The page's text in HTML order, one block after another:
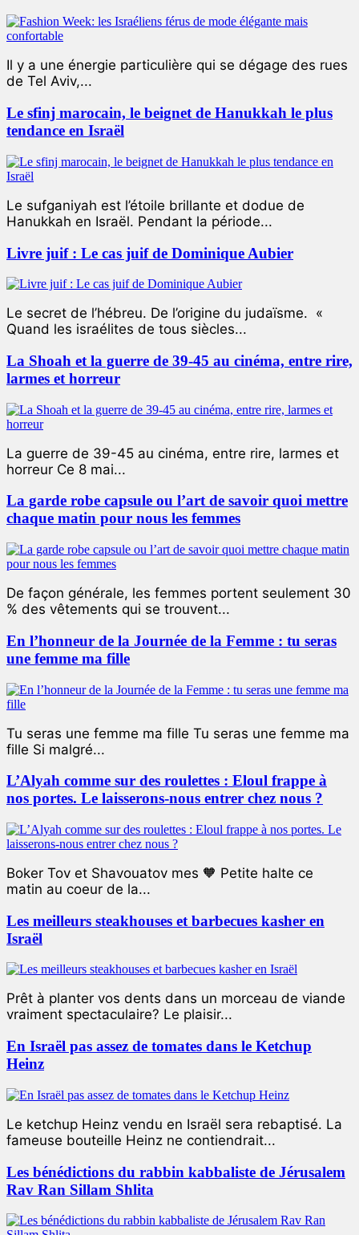
Il y a une énergie particulière qui se dégage des rues
de Tel Aviv,...
Le sfinj marocain, le beignet de Hanukkah le plus
tendance en Israël
Le sufganiyah est l’étoile brillante et dodue de
Hanukkah en Israël. Pendant la période...
Livre juif : Le cas juif de Dominique Aubier
Le secret de l’hébreu. De l’origine du judaïsme. «
Quand les israélites de tous siècles...
La Shoah et la guerre de 39-45 au cinéma, entre rire,
larmes et horreur
La guerre de 39-45 au cinéma, entre rire, larmes et
horreur Ce 8 mai...
La garde robe capsule ou l’art de savoir quoi mettre
chaque matin pour nous les femmes
De façon générale, les femmes portent seulement 30
% des vêtements qui se trouvent...
En l’honneur de la Journée de la Femme : tu seras
une femme ma fille
Tu seras une femme ma fille Tu seras une femme ma
fille Si malgré...
L’Alyah comme sur des roulettes : Eloul frappe à
nos portes. Le laisserons-nous entrer chez nous ?
Boker Tov et Shavouatov mes 🧡 Petite halte ce
matin au coeur de la...
Les meilleurs steakhouses et barbecues kasher en
Israël
Prêt à planter vos dents dans un morceau de viande
vraiment spectaculaire? Le plaisir...
En Israël pas assez de tomates dans le Ketchup
Heinz
Le ketchup Heinz vendu en Israël sera rebaptisé. La
fameuse bouteille Heinz ne contiendrait...
Les bénédictions du rabbin kabbaliste de Jérusalem
Rav Ran Sillam Shlita